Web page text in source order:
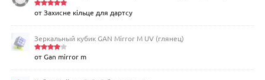
Оценка5
от Захисне кільце для дартсу
Зеркальный кубик GAN Mirror M UV (глянец)
Оценка
от Gan mirror m